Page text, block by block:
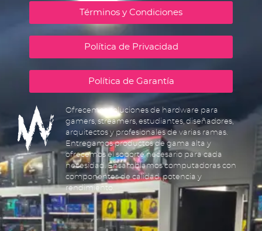
Términos y Condiciones
Política de Privacidad
Política de Garantía
Ofrecemos soluciones de hardware para
gamers, streamers, estudiantes, diseñadores,
arquitectos y profesionales de varias ramas.
Entregamos productos de gama alta y
ofrecemos el soporte necesario para cada
necesidad. Ensamblamos computadoras con
componentes de calidad, potencia y
rendimiento.